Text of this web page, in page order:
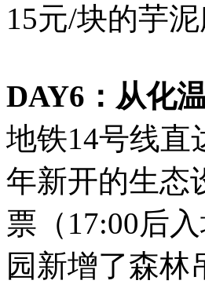
15元/块的芋
DAY6：从化
地铁14号线直
年新开的生态
票（17:00后
园新增了森林